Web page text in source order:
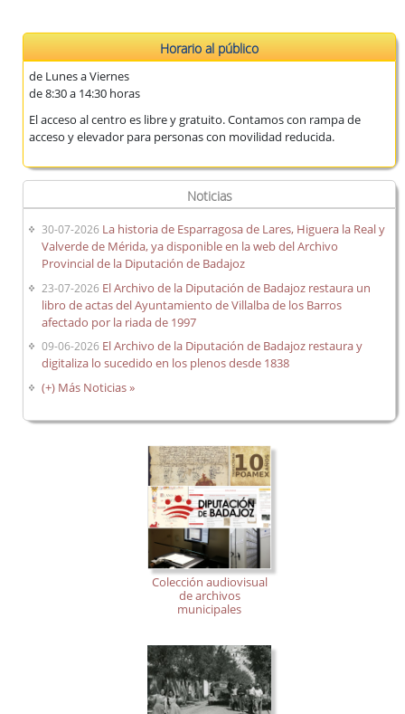
Portal de Archivo
Biblioteca Auxiliar
Archivo digital
Boletín Oficial de la Provincia de Badajoz (desde 1835)
Solicitud de información
Horario al público
de Lunes a Viernes
de 8:30 a 14:30 horas
El acceso al centro es libre y gratuito. Contamos con rampa de
acceso y elevador para personas con movilidad reducida.
Noticias
30-07-2026 La historia de Esparragosa de Lares, Higuera la Real y
Valverde de Mérida, ya disponible en la web del Archivo
Provincial de la Diputación de Badajoz
23-07-2026 El Archivo de la Diputación de Badajoz restaura un
libro de actas del Ayuntamiento de Villalba de los Barros
afectado por la riada de 1997
09-06-2026 El Archivo de la Diputación de Badajoz restaura y
digitaliza lo sucedido en los plenos desde 1838
(+) Más Noticias »
Colección audiovisual
de archivos
municipales